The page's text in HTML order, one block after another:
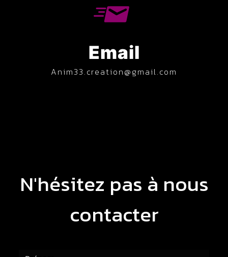
Email
anim33.creation@gmail.com
N'hésitez pas à nous
contacter